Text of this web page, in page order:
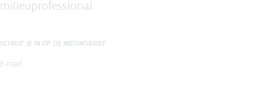
milieuprofessional.
SCHRIJF JE IN OP DE NIEUWSBRIEF
E-mail